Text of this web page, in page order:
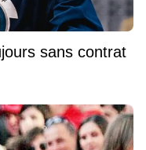
sans contrat